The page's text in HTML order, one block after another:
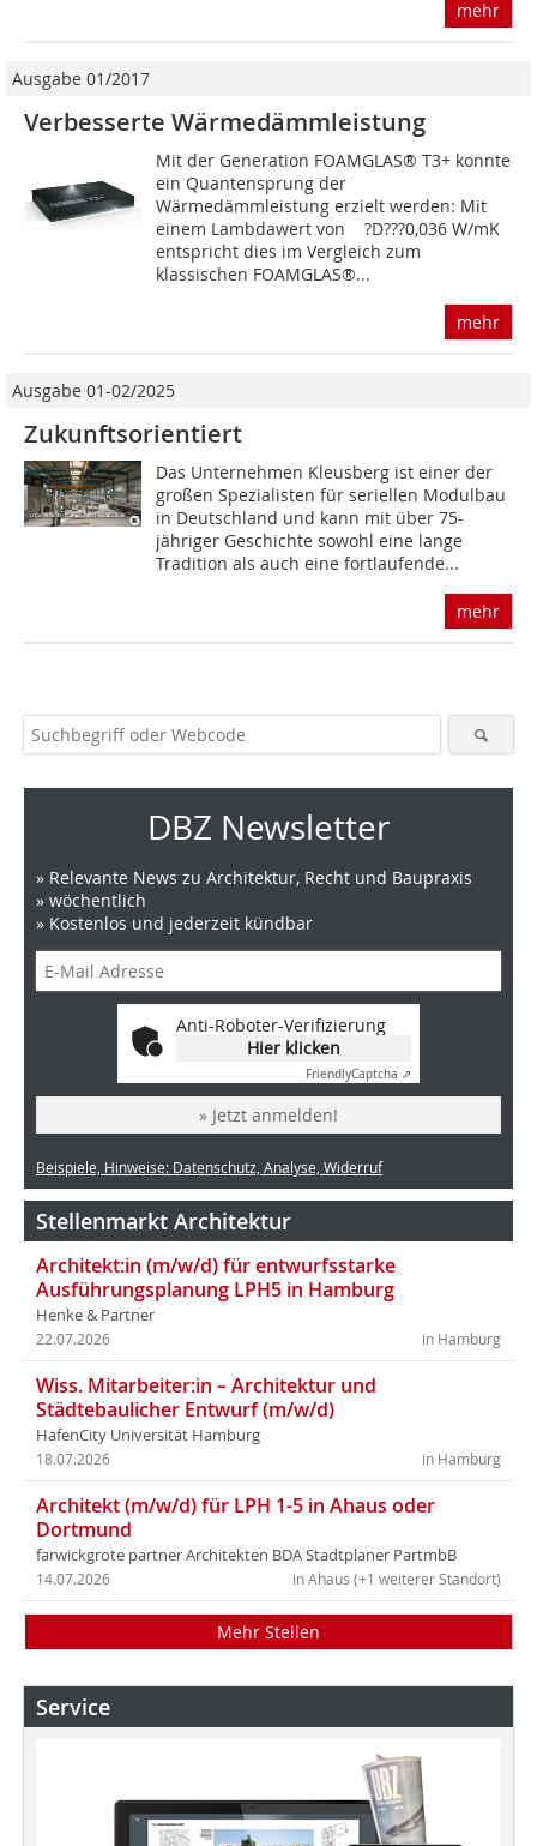
mehr
Ausgabe 01/2017
Verbesserte Wärmedämmleistung
Mit der Generation FOAMGLAS® T3+ konnte
ein Quantensprung der
Wärmedämmleistung erzielt werden: Mit
einem Lambdawert von ?D???0,036 W/mK
entspricht dies im Vergleich zum
klassischen FOAMGLAS®...
mehr
Ausgabe 01-02/2025
Zukunftsorientiert
Das Unternehmen Kleusberg ist einer der
großen Spezialisten für seriellen Modulbau
in Deutschland und kann mit über 75-
jähriger Geschichte sowohl eine lange
Tradition als auch eine fortlaufende...
mehr
DBZ Newsletter
» Relevante News zu Architektur, Recht und Baupraxis
» wöchentlich
» Kostenlos und jederzeit kündbar
Anti-Roboter-Verifizierung
Hier klicken
FriendlyCaptcha ⇗
» Jetzt anmelden!
Beispiele, Hinweise: Datenschutz, Analyse, Widerruf
Stellenmarkt Architektur
Architekt:in (m/w/d) für entwurfsstarke
Ausführungsplanung LPH5 in Hamburg
Henke & Partner
in Hamburg
22.07.2026
Wiss. Mitarbeiter:in – Architektur und
Städtebaulicher Entwurf (m/w/d)
HafenCity Universität Hamburg
in Hamburg
18.07.2026
Architekt (m/w/d) für LPH 1-5 in Ahaus oder
Dortmund
farwickgrote partner Architekten BDA Stadtplaner PartmbB
in Ahaus (+1 weiterer Standort)
14.07.2026
Mehr Stellen
Service